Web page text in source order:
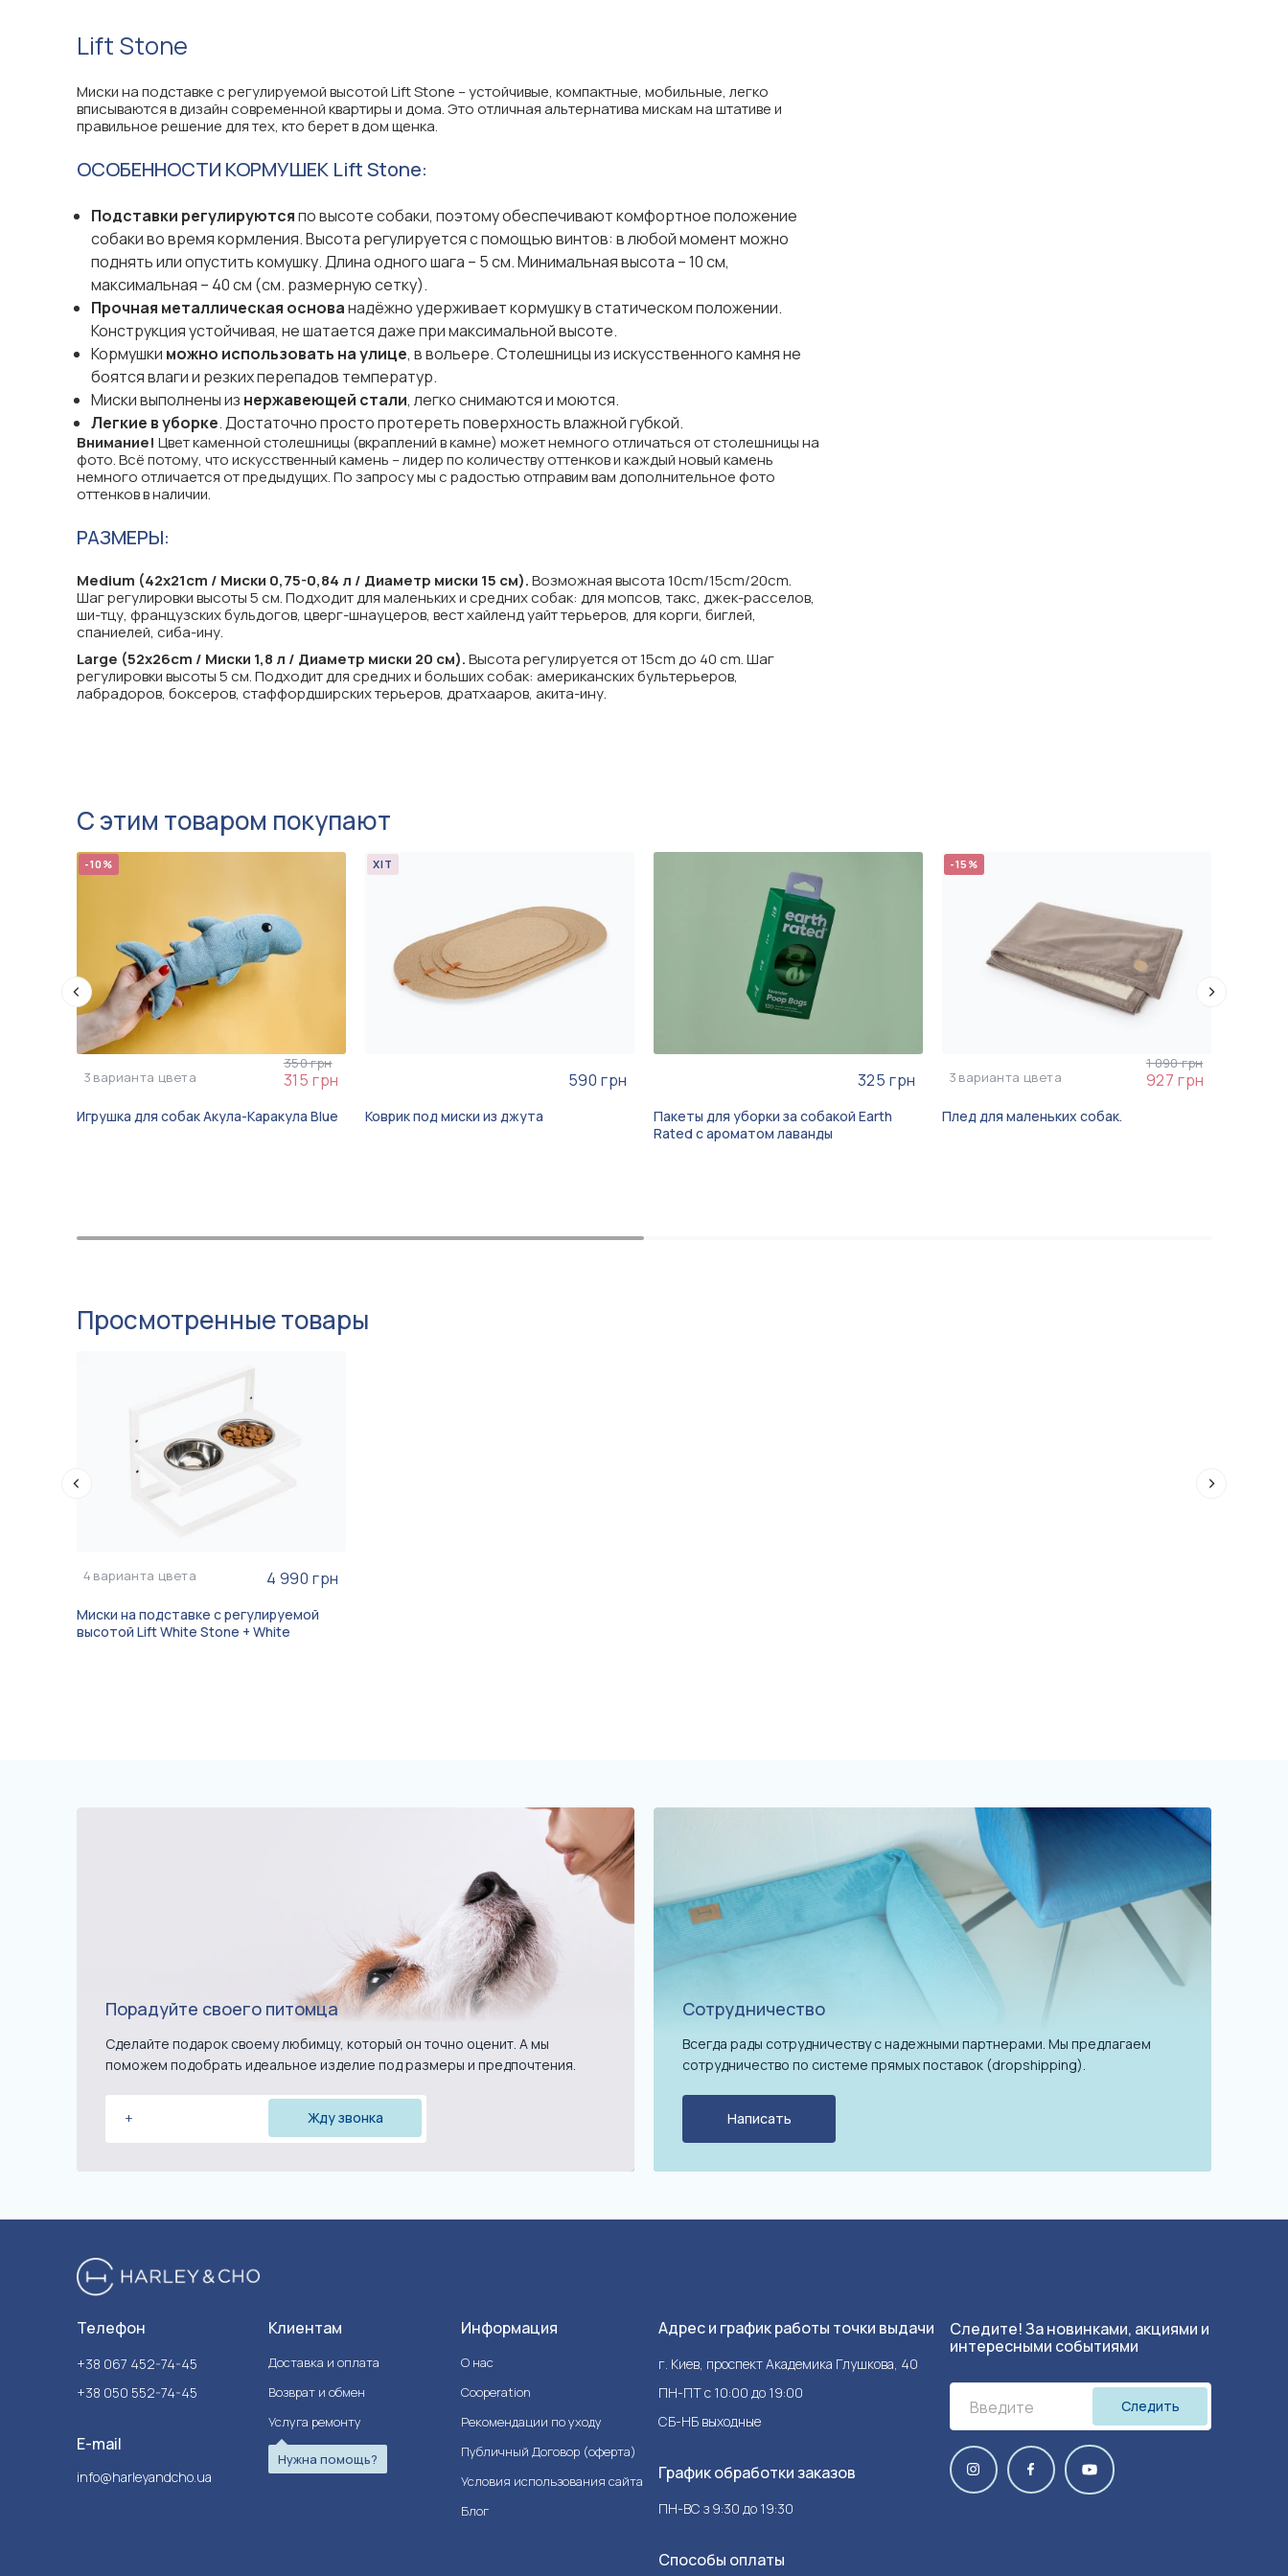
Lift Stone
Миски на подставке с регулируемой высотой Lift Stone – устойчивые, компактные, мобильные, легко
вписываются в дизайн современной квартиры и дома. Это отличная альтернатива мискам на штативе и
правильное решение для тех, кто берет в дом щенка.
ОСОБЕННОСТИ КОРМУШЕК Lift Stone:
Подставки регулируютсяпо высоте собаки, поэтому обеспечивают комфортное положение
собаки во время кормления. Высота регулируется с помощью винтов: в любой момент можно
поднять или опустить комушку. Длина одного шага – 5 см. Минимальная высота – 10 см,
максимальная – 40 см (см. размерную сетку).
Прочная металлическая основанадёжно удерживает кормушку в статическом положении.
Конструкция устойчивая, не шатается даже при максимальной высоте.
Кормушки можно использовать на улице, в вольере. Столешницы из искусственного камня не
боятся влаги и резких перепадов температур.
Миски выполнены из нержавеющей стали, легко снимаются и моются.
Легкие в уборке. Достаточно просто протереть поверхность влажной губкой.
Внимание! Цвет каменной столешницы (вкраплений в камне) может немного отличаться от столешницы на
фото. Всё потому, что искусственный камень – лидер по количеству оттенков и каждый новый камень
немного отличается от предыдущих. По запросу мы с радостью отправим вам дополнительное фото
оттенков в наличии.
РАЗМЕРЫ:
Medium (42x21cm / Миски 0,75-0,84 л / Диаметр миски 15 см).Возможная высота 10cm/15сm/20cm.
Шаг регулировки высоты 5 см. Подходит для маленьких и средних собак: для мопсов, такс, джек-расселов,
ши-тцу, французских бульдогов, цверг-шнауцеров, вест хайленд уайт терьеров, для корги, биглей,
спаниелей, сиба-ину.
Large (52x26cm / Миски 1,8 л / Диаметр миски 20 см).Высота регулируется от 15cm до 40 cm. Шаг
регулировки высоты 5 см. Подходит для средних и больших собак: американских бультерьеров,
лабрадоров, боксеров, стаффордширских терьеров, дратхааров, акита-ину.
С этим товаром покупают
-10%
3 варианта цвета
350 грн
315 грн
Игрушка для собак Акула-Каракула Blue
ХІТ
590 грн
Коврик под миски из джута
325 грн
Пакеты для уборки за собакой Earth
Rated с ароматом лаванды
-15%
3 варианта цвета
1 090 грн
927 грн
Плед для маленьких собак.
Просмотренные товары
4 варианта цвета 4 990 грн
Миски на подставке с регулируемой
высотой Lift White Stone + White
Порадуйте своего питомца
Сделайте подарок своему любимцу, который он точно оценит. А мы
поможем подобрать идеальное изделие под размеры и предпочтения.
Сотрудничество
Всегда рады сотрудничеству с надежными партнерами. Мы предлагаем
сотрудничество по системе прямых поставок (dropshipping).
Написать
Телефон
+38 067 452-74-45
+38 050 552-74-45
E-mail
info@harleyandcho.ua
Клиентам
Доставка и оплата
Возврат и обмен
Услуга ремонту
Нужна помощь?
Информация
О нас
Cooperation
Рекомендации по уходу
Публичный Договор (оферта)
Условия использования сайта
Блог
Адрес и график работы точки выдачи
г. Киев, проспект Академика Глушкова, 40
ПН-ПТ с 10:00 до 19:00
СБ-НБ выходные
График обработки заказов
ПН-ВС з 9:30 до 19:30
Способы оплаты
Следите! За новинками, акциями и
интересными событиями
Следить